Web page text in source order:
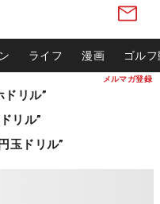
メルマガ登録
ライフ 漫画 ゴル
ドリル”
リル”
玉ドリル”